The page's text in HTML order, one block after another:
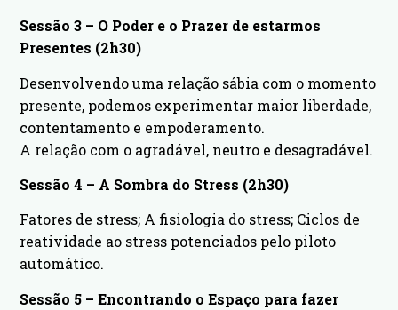
Sessão 3 – O Poder e o Prazer de estarmos
Presentes (2h30)
Desenvolvendo uma relação sábia com o momento
presente, podemos experimentar maior liberdade,
contentamento e empoderamento.
A relação com o agradável, neutro e desagradável.
Sessão 4 – A Sombra do Stress (2h30)
Fatores de stress; A fisiologia do stress; Ciclos de
reatividade ao stress potenciados pelo piloto
automático.
Sessão 5 – Encontrando o Espaço para fazer